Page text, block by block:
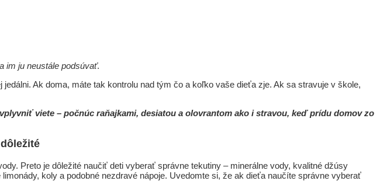
im ju neustále podsúvať.
Ak doma, máte tak kontrolu nad tým čo a koľko vaše dieťa zje. Ak sa stravuje v škole,
viete – počnúc raňajkami, desiatou a olovrantom ako i stravou, keď prídu domov zo
Preto je dôležité naučiť deti vyberať správne tekutiny – minerálne vody, kvalitné džúsy
koly a podobné nezdravé nápoje. Uvedomte si, že ak dieťa naučíte správne vyberať